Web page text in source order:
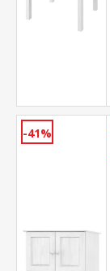
-41%